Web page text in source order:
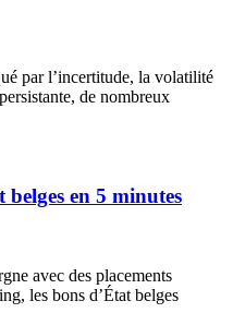
par l’incertitude, la volatilité
de nombreux
belges en 5 minutes
avec des placements
les bons d’État belges